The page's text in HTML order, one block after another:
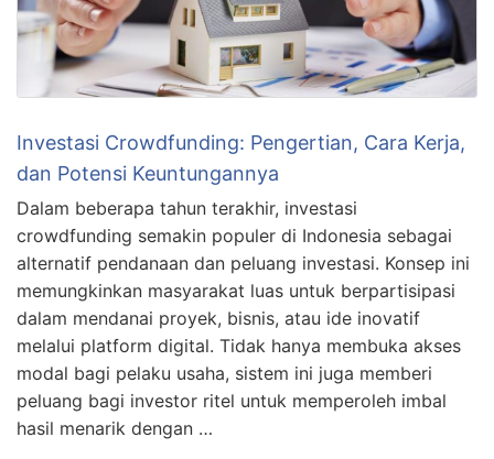
Investasi Crowdfunding: Pengertian, Cara Kerja,
dan Potensi Keuntungannya
Dalam beberapa tahun terakhir, investasi
crowdfunding semakin populer di Indonesia sebagai
alternatif pendanaan dan peluang investasi. Konsep ini
memungkinkan masyarakat luas untuk berpartisipasi
dalam mendanai proyek, bisnis, atau ide inovatif
melalui platform digital. Tidak hanya membuka akses
modal bagi pelaku usaha, sistem ini juga memberi
peluang bagi investor ritel untuk memperoleh imbal
hasil menarik dengan …